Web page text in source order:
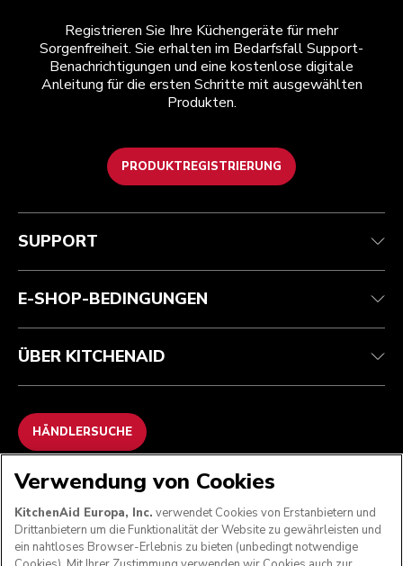
Registrieren Sie Ihre Küchengeräte für mehr
Sorgenfreiheit. Sie erhalten im Bedarfsfall Support-
Benachrichtigungen und eine kostenlose digitale
Anleitung für die ersten Schritte mit ausgewählten
Produkten.
PRODUKTREGISTRIERUNG
Health Check
Verfolgen Sie Ihre Bestellung
Garantie und Dokumente
Häufig gestellte fragen
Teilnahmebedingungen
Rückgaben und Erstattungen
Impressum
ODR
Die Marke
Händlersuche
SUPPORT
E-SHOP-BEDINGUNGEN
ÜBER KITCHENAID
HÄNDLERSUCHE
WIR AKZEPTIEREN
Verwendung von Cookies
KitchenAid Europa, Inc. verwendet Cookies von Erstanbietern und
Drittanbietern um die Funktionalität der Website zu gewährleisten und
ein nahtloses Browser-Erlebnis zu bieten (unbedingt notwendige